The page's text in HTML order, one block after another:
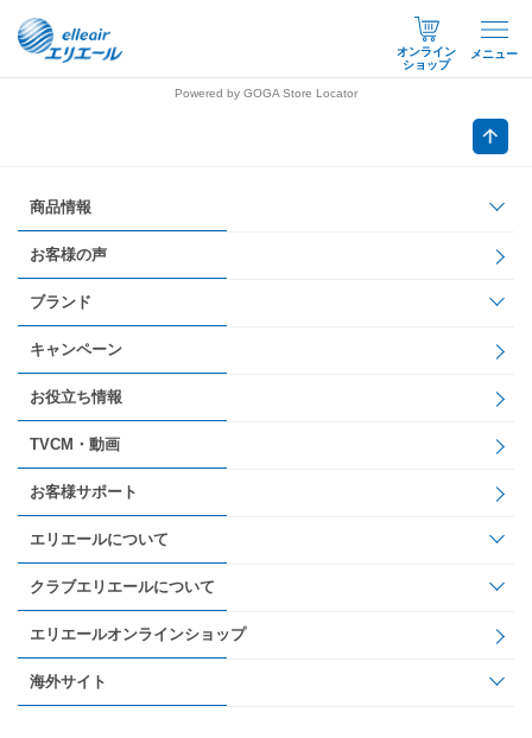
オンライン
ショップ
メニュー
Powered by GOGA Store Locator
商品情報
お客様の声
ブランド
キャンペーン
お役立ち情報
TVCM・動画
お客様サポート
エリエールについて
クラブエリエールについて
エリエールオンラインショップ
海外サイト